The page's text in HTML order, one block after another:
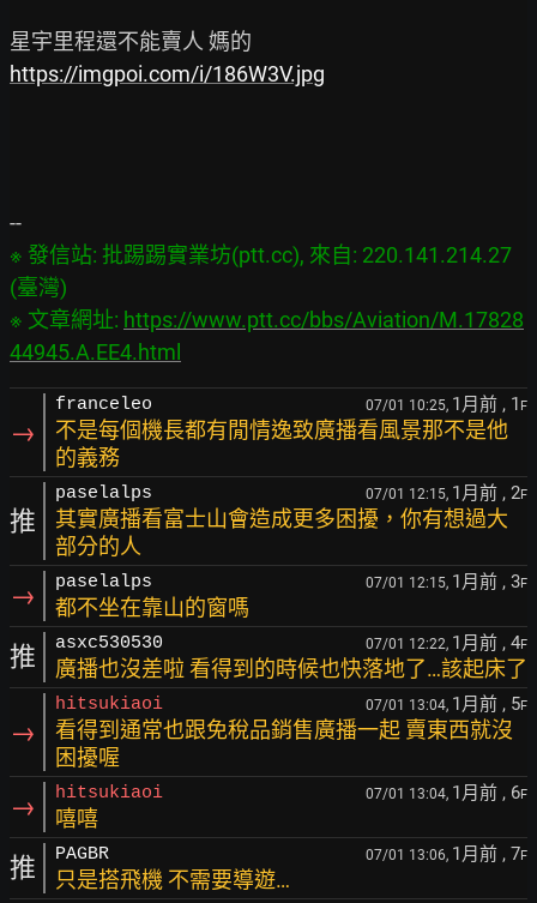
https://imgpoi.com/i/186W3V.jpg
※ 發信站: 批踢踢實業坊(ptt.cc), 來自: 220.141.214.27
(臺灣)
※ 文章網址: https://www.ptt.cc/bbs/Aviation/M.17828
44945.A.EE4.html
→
franceleo 07/01 10:25, 1月前 , 1 F
不是每個機長都有閒情逸致廣播看風景那不是他
的義務
推
paselalps 07/01 12:15, 1月前 , 2F
其實廣播看富士山會造成更多困擾，你有想過大
部分的人
→ paselalps 07/01 12:15, 1月前 , 3F
都不坐在靠山的窗嗎
推 asxc530530 07/01 12:22, 1月前 , 4F
廣播也沒差啦 看得到的時候也快落地了…該起床了
→
hitsukiaoi 07/01 13:04, 1月前 , 5F
看得到通常也跟免稅品銷售廣播一起 賣東西就沒
困擾喔
→ hitsukiaoi 07/01 13:04, 1月前 , 6F
嘻嘻
推 PAGBR 07/01 13:06, 1月前 , 7F
只是搭飛機 不需要導遊…